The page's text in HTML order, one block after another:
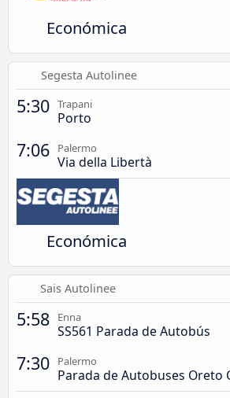
Económica
Segesta Autolinee
5:30 Trapani
Porto
7:06 Palermo
Via della Libertà
Económica
Sais Autolinee
5:58 Enna
SS561 Parada de Autobús
7:30 Palermo
Parada de Autobuses Oreto